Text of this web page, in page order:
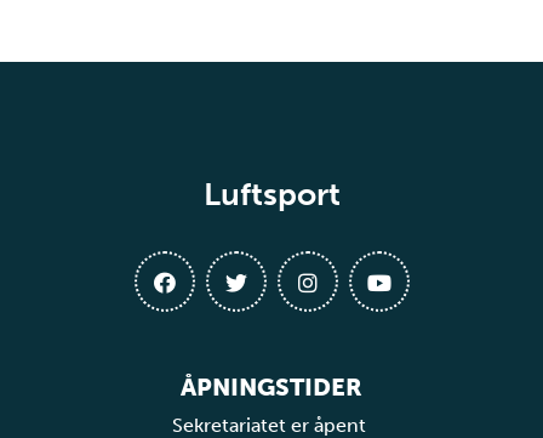
Luftsport
ÅPNINGSTIDER
Sekretariatet er åpent